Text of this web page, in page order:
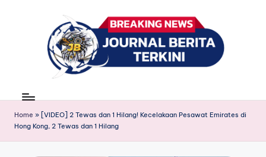
r
n
news
Home » [VIDEO] 2 Tewas dan 1 Hilang! Kecelakaan Pesawat Emirates di
Hong Kong, 2 Tewas dan 1 Hilang